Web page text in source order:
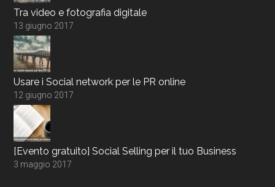
Tra video e fotografia digitale
13 giugno 2017
Usare i Social network per le PR online
12 giugno 2017
[Evento gratuito] Social Selling per il tuo Business
3 maggio 2017